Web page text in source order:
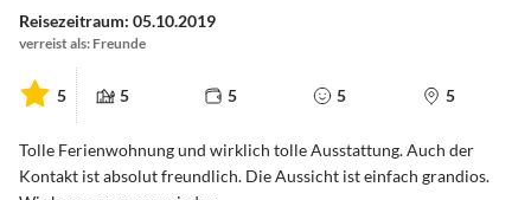
Reisezeitraum: 05.10.2019
verreist als: Freunde
5 5 5 5 5
Tolle Ferienwohnung und wirklich tolle Ausstattung. Auch der
Kontakt ist absolut freundlich. Die Aussicht ist einfach grandios.